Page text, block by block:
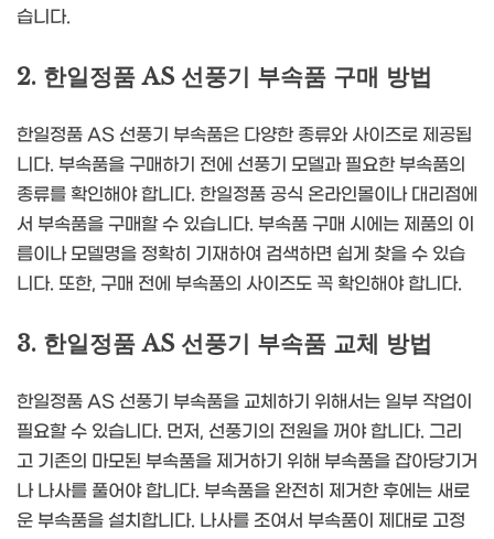
습니다.
2. 한일정품 AS 선풍기 부속품 구매 방법
한일정품 AS 선풍기 부속품은 다양한 종류와 사이즈로 제공됩
니다. 부속품을 구매하기 전에 선풍기 모델과 필요한 부속품의
종류를 확인해야 합니다. 한일정품 공식 온라인몰이나 대리점에
서 부속품을 구매할 수 있습니다. 부속품 구매 시에는 제품의 이
름이나 모델명을 정확히 기재하여 검색하면 쉽게 찾을 수 있습
니다. 또한, 구매 전에 부속품의 사이즈도 꼭 확인해야 합니다.
3. 한일정품 AS 선풍기 부속품 교체 방법
한일정품 AS 선풍기 부속품을 교체하기 위해서는 일부 작업이
필요할 수 있습니다. 먼저, 선풍기의 전원을 꺼야 합니다. 그리
고 기존의 마모된 부속품을 제거하기 위해 부속품을 잡아당기거
나 나사를 풀어야 합니다. 부속품을 완전히 제거한 후에는 새로
운 부속품을 설치합니다. 나사를 조여서 부속품이 제대로 고정